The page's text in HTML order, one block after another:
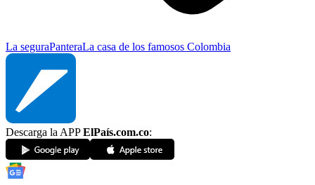
La seguraPanteraLa casa de los famosos Colombia
Descarga la APPElPaís.com.co: